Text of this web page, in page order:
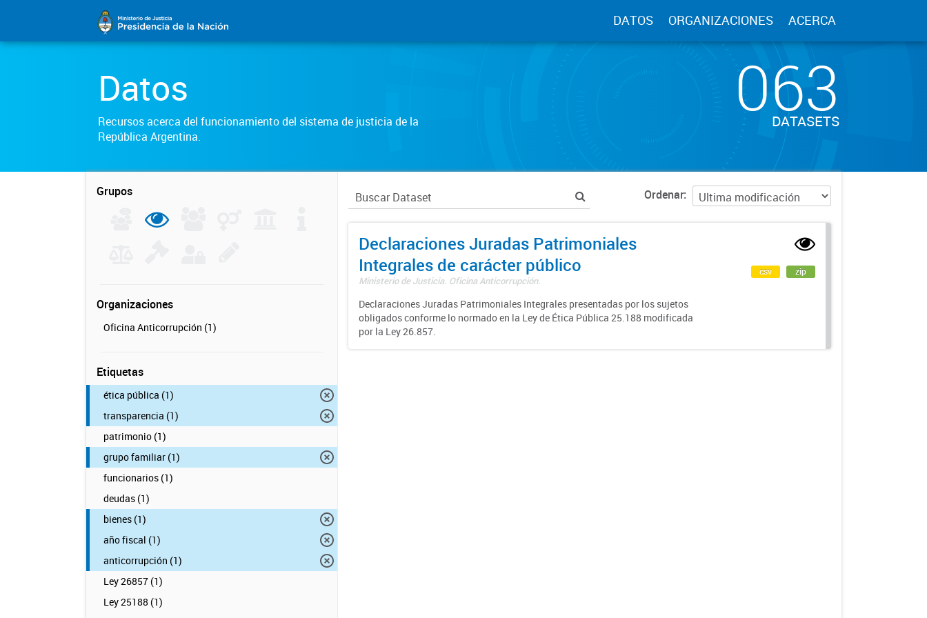
DATOS ORGANIZACIONES ACERCA
Datos
Recursos acerca del funcionamiento del sistema de justicia de la
República Argentina.
063
DATASETS
Grupos
Organizaciones
Oficina Anticorrupción (1)
Etiquetas
ética pública (1)
transparencia (1)
patrimonio (1)
grupo familiar (1)
funcionarios (1)
deudas (1)
bienes (1)
año fiscal (1)
anticorrupción (1)
Ley 26857 (1)
Ley 25188 (1)
Ordenar
Declaraciones Juradas Patrimoniales
Integrales de carácter público
Ministerio de Justicia. Oficina Anticorrupción.
Declaraciones Juradas Patrimoniales Integrales presentadas por los sujetos
obligados conforme lo normado en la Ley de Ética Pública 25.188 modificada
por la Ley 26.857.
csv zip